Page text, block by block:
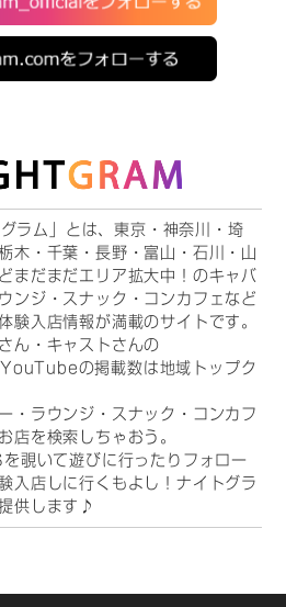
ラム」とは、東京・神奈川・埼
木・千葉・長野・富山・石川・山
まだまだエリア拡大中！のキャバ
ンジ・スナック・コンカフェなど
験入店情報が満載のサイトです。
ん・キャストさんの
の掲載数は地域トップク
・ラウンジ・スナック・コンカフ
店を検索しちゃおう。
覗いて遊びに行ったりフォロー
入店しに行くもよし！ナイトグラ
供します♪